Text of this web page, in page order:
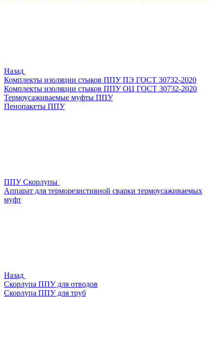
Назад
Комплекты изоляции стыков ППУ ПЭ ГОСТ 30732-2020
Комплекты изоляции стыков ППУ ОЦ ГОСТ 30732-2020
Термоусаживаемые муфты ППУ
Пенопакеты ППУ
ППУ Скорлупы
Аппарат для терморезистивной сварки термоусаживаемых
муфт
Назад
Скорлупа ППУ для отводов
Скорлупа ППУ для труб